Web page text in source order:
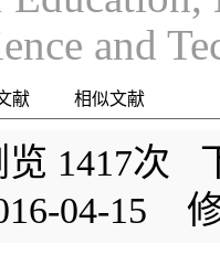
and
献 相似文献
览 1417次
04-15